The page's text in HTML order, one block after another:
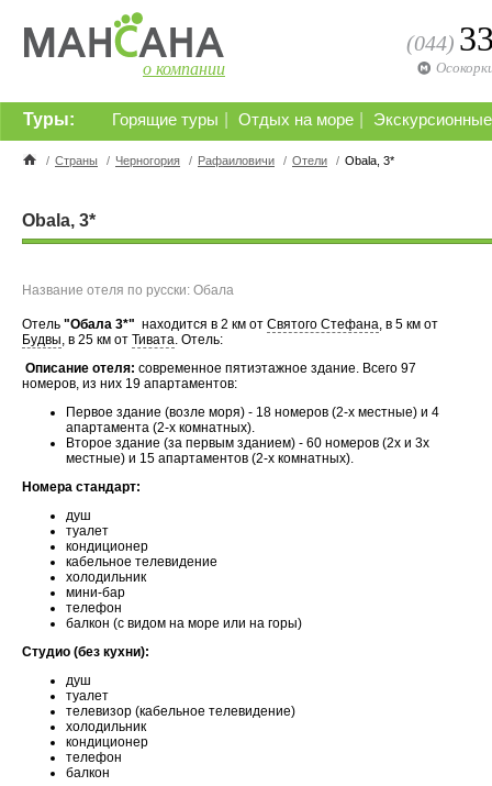
о компании
(044)
Горящие туры Отдых на море
Туры:
/ Страны / Черногория / Рафаиловичи / Отели / Obala, 3*
Obala, 3*
Название отеля по русски: Обала
Отель "Обала 3*" находится в 2 км от Святого Стефана, в 5 км от
Будвы, в 25 км от Тивата. Отель:
Описание отеля: современное пятиэтажное здание. Всего 97
номеров, из них 19 апартаментов:
Первое здание (возле моря) - 18 номеров (2-х местные) и 4
апартамента (2-х комнатных).
Второе здание (за первым зданием) - 60 номеров (2х и 3х
местные) и 15 апартаментов (2-х комнатных).
Номера стандарт:
душ
туалет
кондиционер
кабельное телевидение
холодильник
мини-бар
телефон
балкон (с видом на море или на горы)
Студио (без кухни):
душ
туалет
телевизор (кабельное телевидение)
холодильник
кондиционер
телефон
балкон